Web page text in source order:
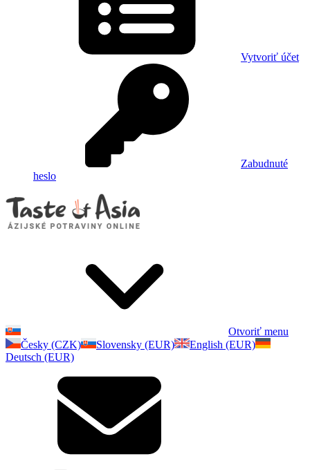
Vytvoriť účet
Zabudnuté
heslo
Otvoriť menu
Česky (CZK)
Slovensky (EUR)
English (EUR)
Deutsch (EUR)